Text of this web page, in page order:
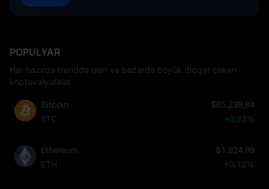
POPULYAR
Hal-hazırda trenddə olan və bazarda böyük diqqət çəkən
kriptovalyutalar
Bitcoin
BTC
$65.239,84
+0,23%
Ethereum
ETH
$1.924,99
+0,12%